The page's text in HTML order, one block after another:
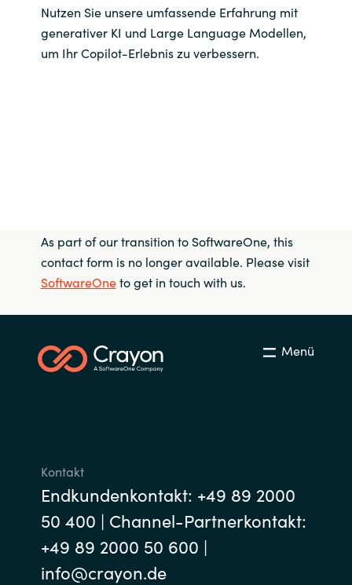
Nutzen Sie unsere umfassende Erfahrung mit
generativer KI und Large Language Modellen,
um Ihr Copilot-Erlebnis zu verbessern.
As part of our transition to SoftwareOne, this
contact form is no longer available. Please visit
SoftwareOneto get in touch with us.
Menü
Kontakt
Endkundenkontakt: +49 89 2000
50 400 | Channel-Partnerkontakt:
+49 89 2000 50 600 |
info@crayon.de